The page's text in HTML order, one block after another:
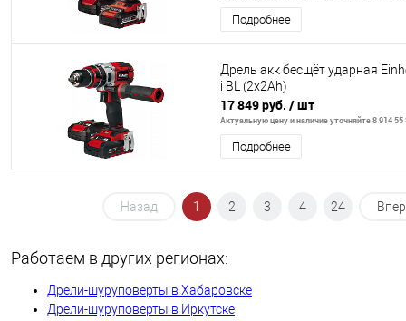
Подробнее
Дрель акк бесщёт ударная
i BL (2x2Ah)
17 849 руб. / шт
Актуальную цену и наличие уточняйте 8 914 55
Подробнее
Назад 1 2 3 4 24
Работаем в других регионах:
Дрели-шуруповерты в Хабаровске
Дрели-шуруповерты в Иркутске